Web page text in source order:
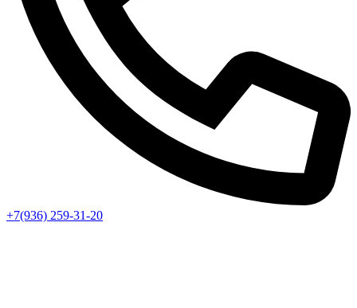
+7(936) 259-31-20